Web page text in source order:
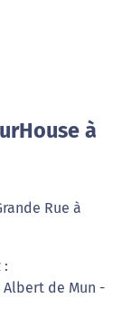
à
Rue à
:
Albert de Mun -